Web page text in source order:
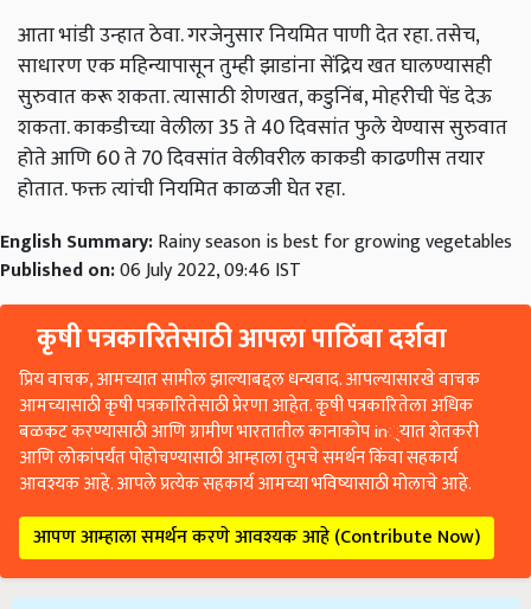
आता भांडी उन्हात ठेवा. गरजेनुसार नियमित पाणी देत ​​रहा. तसेच,
साधारण एक महिन्यापासून तुम्ही झाडांना सेंद्रिय खत घालण्यासही
सुरुवात करू शकता. त्यासाठी शेणखत, कडुनिंब, मोहरीची पेंड देऊ
शकता. काकडीच्या वेलीला 35 ते 40 दिवसांत फुले येण्यास सुरुवात
होते आणि 60 ते 70 दिवसांत वेलीवरील काकडी काढणीस तयार
होतात. फक्त त्यांची नियमित काळजी घेत रहा.
English Summary:Rainy season is best for growing vegetables
Published on:06 July 2022, 09:46 IST
कृषी पत्रकारितेसाठी आपला पाठिंबा दर्शवा
प्रिय वाचक, आमच्यात सामील झाल्याबद्दल धन्यवाद. आपल्यासारखे वाचक
आमच्यासाठी कृषी पत्रकारितेसाठी प्रेरणा आहेत. कृषी पत्रकारितेला अधिक
बळकट करण्यासाठी आणि ग्रामीण भारतातील कानाकोप in्यात शेतकरी
आणि लोकांपर्यंत पोहोचण्यासाठी आम्हाला तुमचे समर्थन किंवा सहकार्य
आवश्यक आहे. आपले प्रत्येक सहकार्य आमच्या भविष्यासाठी मोलाचे आहे.
आपण आम्हाला समर्थन करणे आवश्यक आहे (Contribute Now)